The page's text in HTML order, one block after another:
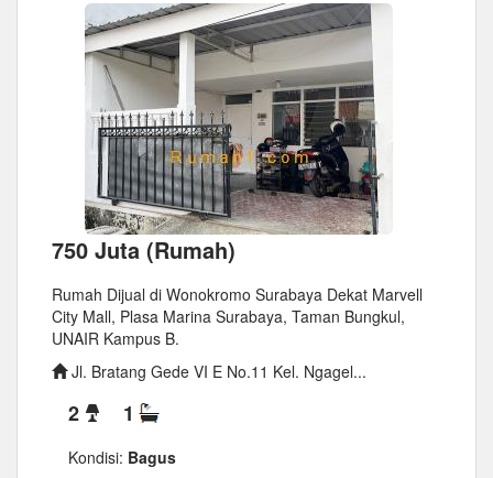
750 Juta (Rumah)
Rumah Dijual di Wonokromo Surabaya Dekat Marvell
City Mall, Plasa Marina Surabaya, Taman Bungkul,
UNAIR Kampus B.
Jl. Bratang Gede VI E No.11 Kel. Ngagel...
2 1
Kondisi: Bagus